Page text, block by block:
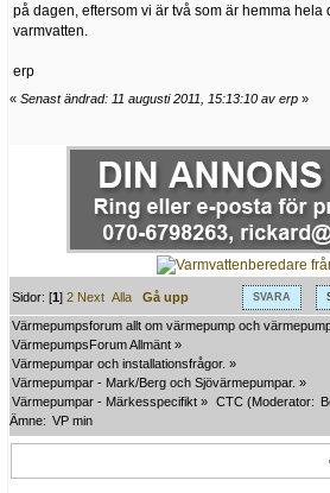
på dagen, eftersom vi är två som är hemma
varmvatten.
erp
« Senast ändrad: 11 augusti 2011, 15:13:10 av erp »
SVARA
Sidor: [1]2 Next Alla
Gå upp
Värmepumpsforum allt om värmepump och
VärmepumpsForum Allmänt »
Värmepumpar och installationsfrågor. »
Värmepumpar - Mark/Berg och Sjövärmepumpar. »
Värmepumpar - Märkesspecifikt » CTC (Moderator:
Ämne: VP min